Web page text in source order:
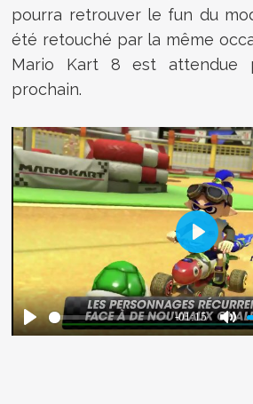
pourra retrouver le fun du
été retouché par la même
Mario Kart 8 est attendue
prochain.